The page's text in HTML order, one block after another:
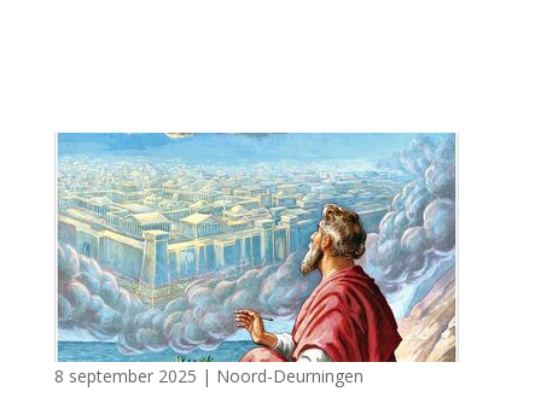
8 september 2025 | Noord-Deurningen